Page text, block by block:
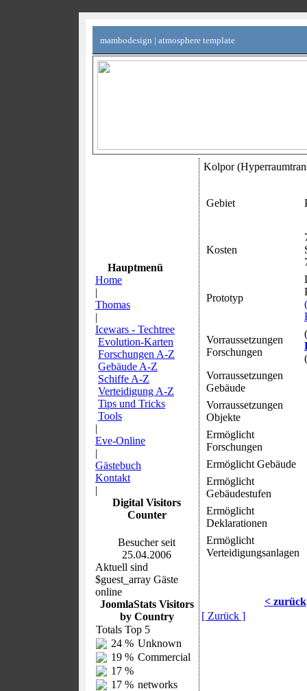
mambodesign | atmosphere template
Hauptmenü
Home
|
Thomas
|
Icewars - Techtree
Evolution-Karten
Forschungen A-Z
Gebäude A-Z
Schiffe A-Z
Verteidigung A-Z
Tips und Tricks
Tools
|
Eve-Online
|
Gästebuch
Kontakt
|
Digital Visitors
Counter
Besucher seit
25.04.2006
Aktuell sind
$guest_array Gäste
online
JoomlaStats Visitors
by Country
Totals Top 5
24 % Unknown
19 % Commercial
17 %
17 % networks
Kolpor
Gebiet
Kosten
Prototyp
Vorraussetzungen
Forschungen
(
(
Vorraussetzungen
Gebäude
Vorraussetzungen
Objekte
Ermöglicht
Forschungen
Ermöglicht Gebäude
Ermöglicht
Gebäudestufen
Ermöglicht
Deklarationen
Ermöglicht
Verteidigungsanlagen
< zurück
[ Zurück ]